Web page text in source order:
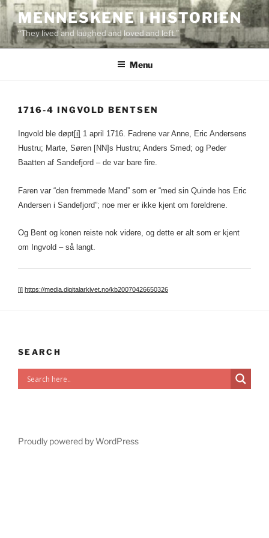
Skip
to
content
MENNESKENE I HISTORIEN
“They lived and laughed and loved and left.”
Menu
1716-4 INGVOLD BENTSEN
Ingvold ble døpt[i] 1 april 1716. Fadrene var Anne, Eric Andersens
Hustru; Marte, Søren [NN]s Hustru; Anders Smed; og Peder
Baatten af Sandefjord – de var bare fire.
Faren var “den fremmede Mand” som er “med sin Quinde hos Eric
Andersen i Sandefjord”; noe mer er ikke kjent om foreldrene.
Og Bent og konen reiste nok videre, og dette er alt som er kjent
om Ingvold – så langt.
[i] https://media.digitalarkivet.no/kb20070426650326
SEARCH
Proudly powered by WordPress